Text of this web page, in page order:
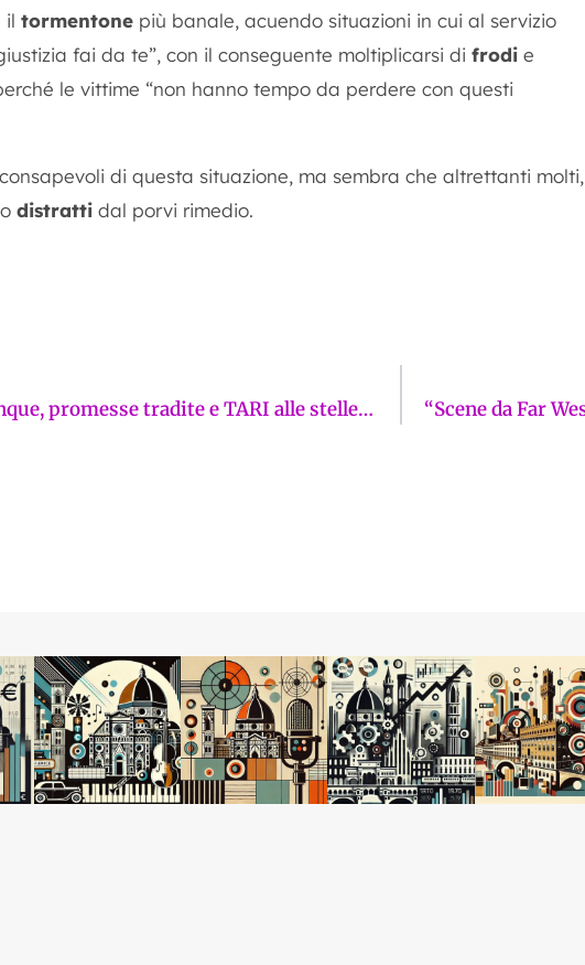
il tormentone più banale, acuendo situazioni in cui al servizio
fai da te”, con il conseguente moltiplicarsi di frodi e
le vittime “non hanno tempo da perdere con questi
di questa situazione, ma sembra che altrettanti molti,
distratti dal porvi rimedio.
FOCUS LFCV | Rifiuti ovunque, promesse tradite e TARI alle stelle: il fallimento della “Firenze Città Circolare”